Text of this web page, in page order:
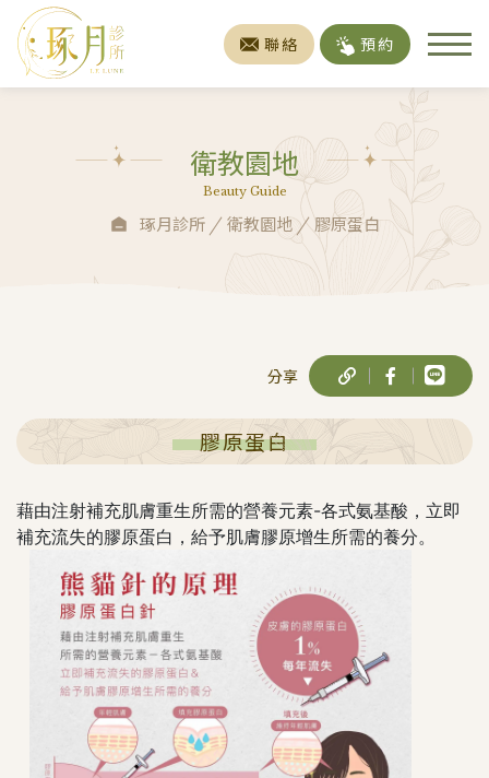
聯絡 預約
衛教園地
Beauty Guide
琢月診所 衛教園地 膠原蛋白
分享
膠原蛋白
藉由注射補充肌膚重生所需的營養元素-各式氨基酸，立即
補充流失的膠原蛋白，給予肌膚膠原增生所需的養分。